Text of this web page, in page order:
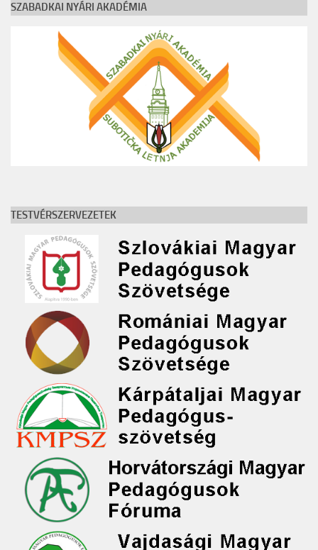
SZABADKAI NYÁRI AKADÉMIA
TESTVÉRSZERVEZETEK